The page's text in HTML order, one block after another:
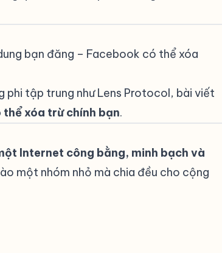
bạn đăng – Facebook có thể xóa
phi tập trung như Lens Protocol, bài viết
thể xóa trừ chính bạn.
Internet công bằng, minh bạch và
một nhóm nhỏ mà chia đều cho cộng